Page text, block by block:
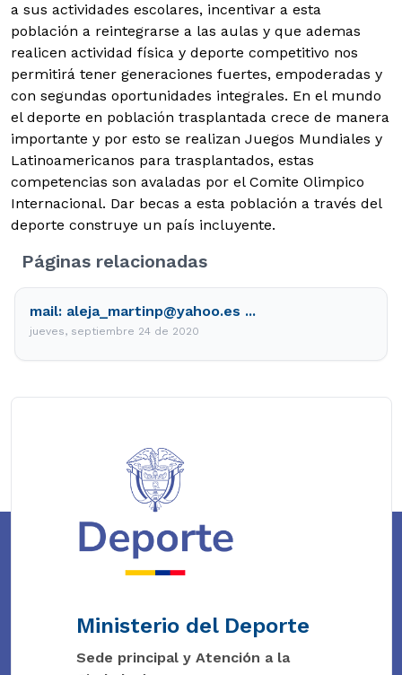
a sus actividades escolares, incentivar a esta
población a reintegrarse a las aulas y que ademas
realicen actividad física y deporte competitivo nos
permitirá tener generaciones fuertes, empoderadas y
con segundas oportunidades integrales. En el mundo
el deporte en población trasplantada crece de manera
importante y por esto se realizan Juegos Mundiales y
Latinoamericanos para trasplantados, estas
competencias son avaladas por el Comite Olimpico
Internacional. Dar becas a esta población a través del
deporte construye un país incluyente.
Páginas relacionadas
mail: aleja_martinp@yahoo.es ...
jueves, septiembre 24 de 2020
Ministerio del Deporte
Sede principal y Atención a la